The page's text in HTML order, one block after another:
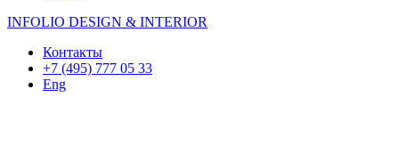
INFOLIO DESIGN & INTERIOR
Контакты
+7 (495) 777 05 33
Eng